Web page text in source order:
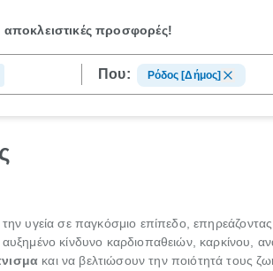
αποκλειστικές προσφορές!
Που: Ρόδος [Δήμος]
υγεία σε παγκόσμιο επίπεδο,
κίνδυνο καρδιοπαθειών, καρκίνου,
και να βελτιώσουν την ποιότητά τους